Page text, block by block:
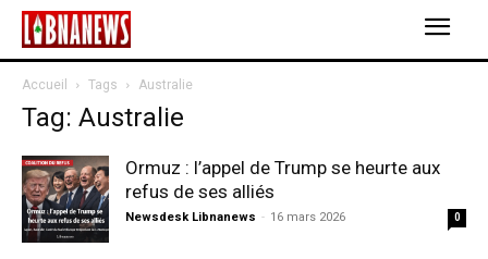
Accueil Tags Australie
Tag: Australie
Ormuz : l’appel de Trump se heurte aux
refus de ses alliés
Newsdesk Libnanews - 16 mars 2026 0